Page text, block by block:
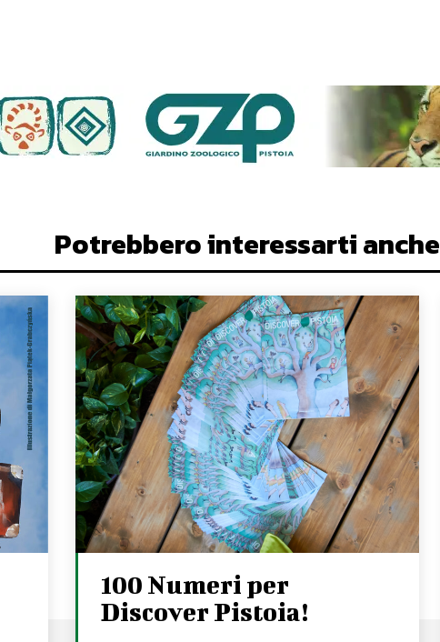
Potrebbero interessarti anche
100 Numeri per
Discover Pistoia!